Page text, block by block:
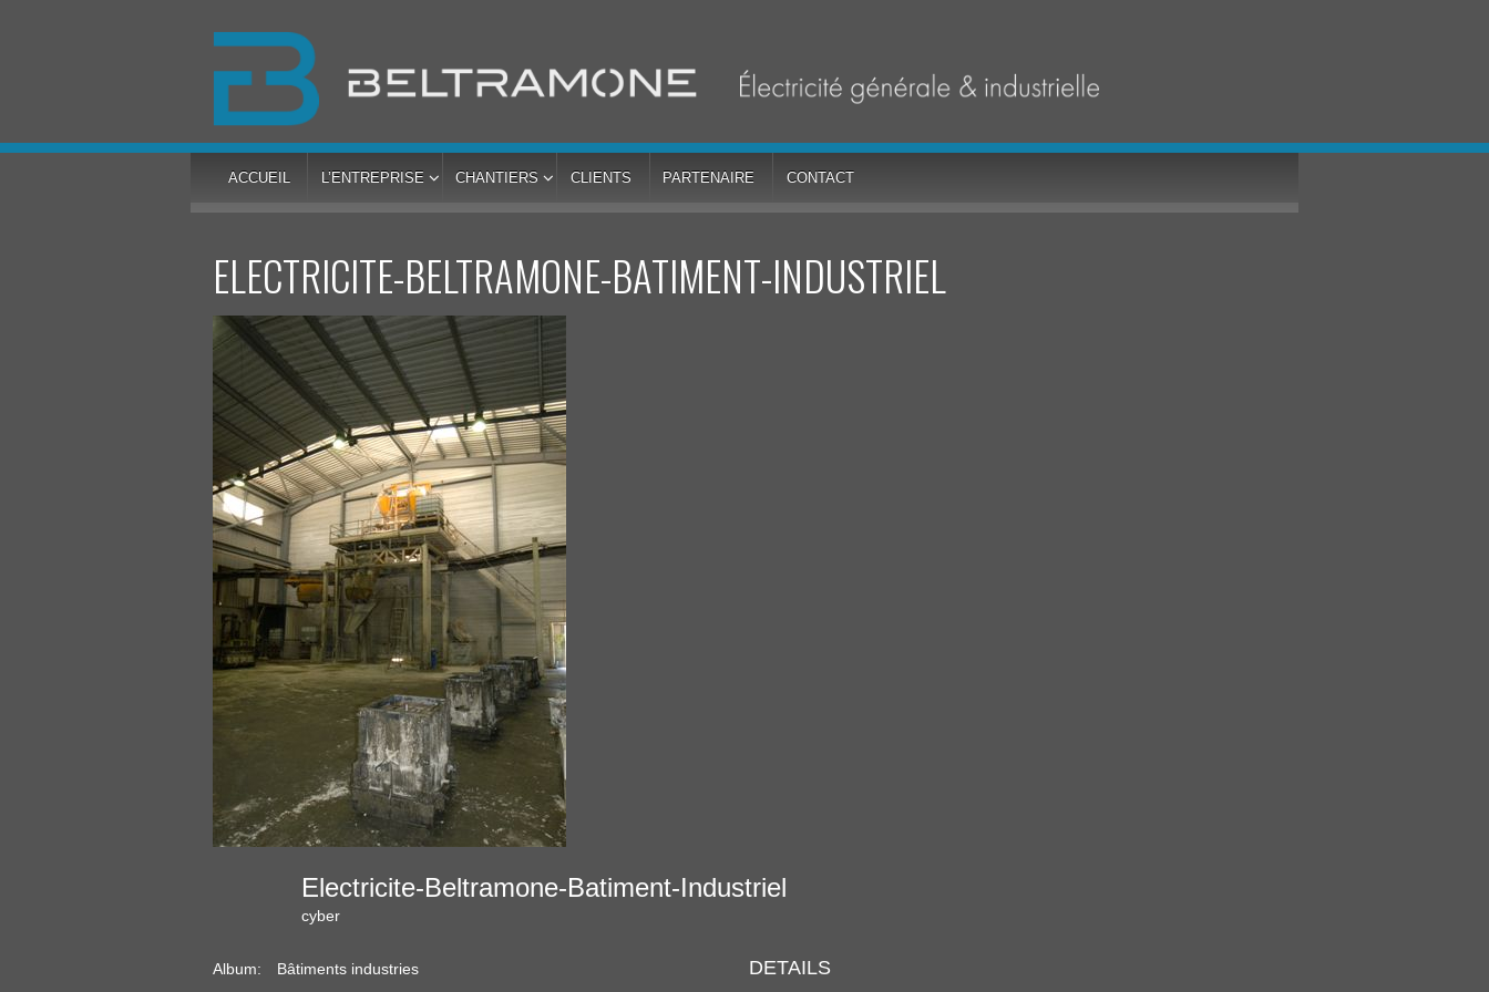
ACCUEIL L’ENTREPRISE CHANTIERS CLIENTS PARTENAIRE CONTACT
ELECTRICITE-BELTRAMONE-BATIMENT-INDUSTRIEL
Electricite-Beltramone-Batiment-Industriel
cyber
Album: Bâtiments industries DETAILS